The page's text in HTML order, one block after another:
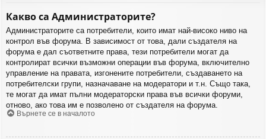
Какво са Администраторите?
Администраторите са потребители, които имат най-високо ниво на
контрол във форума. В зависимост от това, дали създателя на
форума е дал съответните права, тези потребители могат да
контролират всички възможни операции във форума, включително
управление на правата, изгонените потребители, създаването на
потребителски групи, назначаване на модератори и т.н. Също така,
те могат да имат пълни модераторски права във всички форуми,
отново, ако това им е позволено от създателя на форума.
Върнете се в началото